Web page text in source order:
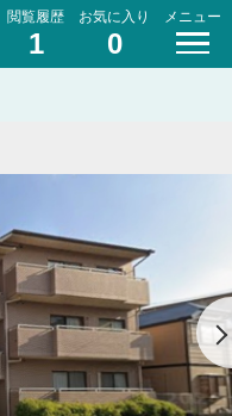
閲覧履歴
1
お気に入り
0
メニュー